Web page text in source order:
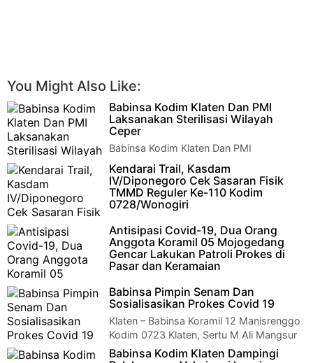
You Might Also Like:
Babinsa Kodim Klaten Dan PMI
Laksanakan Sterilisasi Wilayah
Ceper
Babinsa Kodim Klaten Dan PMI
Laksanakan Sterilisasi Wilayah
Ceper Klaten - Babinsa Kelurahan Jombor Serka Gunanto
bersi…
Kendarai Trail, Kasdam
IV/Diponegoro Cek Sasaran Fisik
TMMD Reguler Ke-110 Kodim
0728/Wonogiri
IV/Diponegoro Brigjen TNI Widi Prasetijono di Kodim
0728/Wonogiri untuk mengecek secar…
Antisipasi Covid-19, Dua Orang
Anggota Koramil 05 Mojogedang
Gencar Lakukan Patroli Prokes di
Pasar dan Keramaian
05/Mojogedang Sertu Suharno dan Kopda Ristio Pramono,
melaksanakan kegiatan pengawasan dan…
Babinsa Pimpin Senam Dan
Sosialisasikan Prokes Covid 19
Klaten – Babinsa Koramil 12 Manisrenggo
Kodim 0723 Klaten, Sertu M Ali Mangsur
pimpin senam sehat bersama PKK desa Kran…
Babinsa Kodim Klaten Dampingi